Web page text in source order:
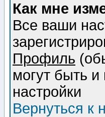
Как мне
Все ваши
Профиль
могут быть
настройки
Вернуться к